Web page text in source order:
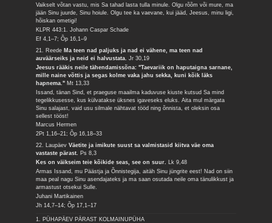
Vaikselt võtan vastu, mis Sa tahad lasta tulla minule. Olgu rõõm või mure, ma
jään Sinu juurde, Sinu hoiule. Olgu tee ka vaevane, kui jääd, Jeesus, minu ligi,
hõiskan ometigi!
KLPR 443:1. Johann Caspar Schade
Ef 4,1–7; Õp 16,1–9
21. Reede Ma teen nad paljuks ja nad ei vähene, ma teen nad
auväärseiks ja neid ei halvustata.Jr 30,19
Jeesus rääkis neile tähendamissõna: "Taevariik on haputaigna sarnane,
mille naine võttis ja segas kolme vaka jahu sekka, kuni kõik läks
hapnema." Mt 13,33
Issand, tänan Sind, et praeguse maailma kaduvuse kiuste kutsud Sa mind
tegelikkusesse, kus külvatakse üksnes igaveseks eluks. Aita mul märgata
Sinu salajast, vaid usu silmale nähtavat tööd ning õnnista, et oleksin osa
sellest tööst!
Marcus Hermen
2Pt 1,16–21; Õp 16,18–33
22. LaupäevVäetite ja imikute suust sa valmistasid kiitva väe oma
vastaste pärast. Ps 8,3
Kes on väikseim teie kõikide seas, see on suur. Lk 9,48
Armas Issand, mu Päästja ja Õnnistegija, aitäh Sinu jüngrite eest! Nad on siin
maa peal nagu Sinu asendajateks ja ma saan osutada neile oma tänulikkust ja
armastust otsekui Sulle.
Juhani Martikainen
Jh 14,7–14; Õp 17,1–17
1. PÜHAPÄEV PÄRAST KOLMAINUPÜHA